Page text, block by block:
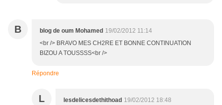
B blog de oum Mohamed 19/02/2012 11:14
<br /> BRAVO MES CH2RE ET BONNE CONTINUATION
BIZOU A TOUSSSS<br />
Répondre
L lesdelicesdethithoad 19/02/2012 18:48